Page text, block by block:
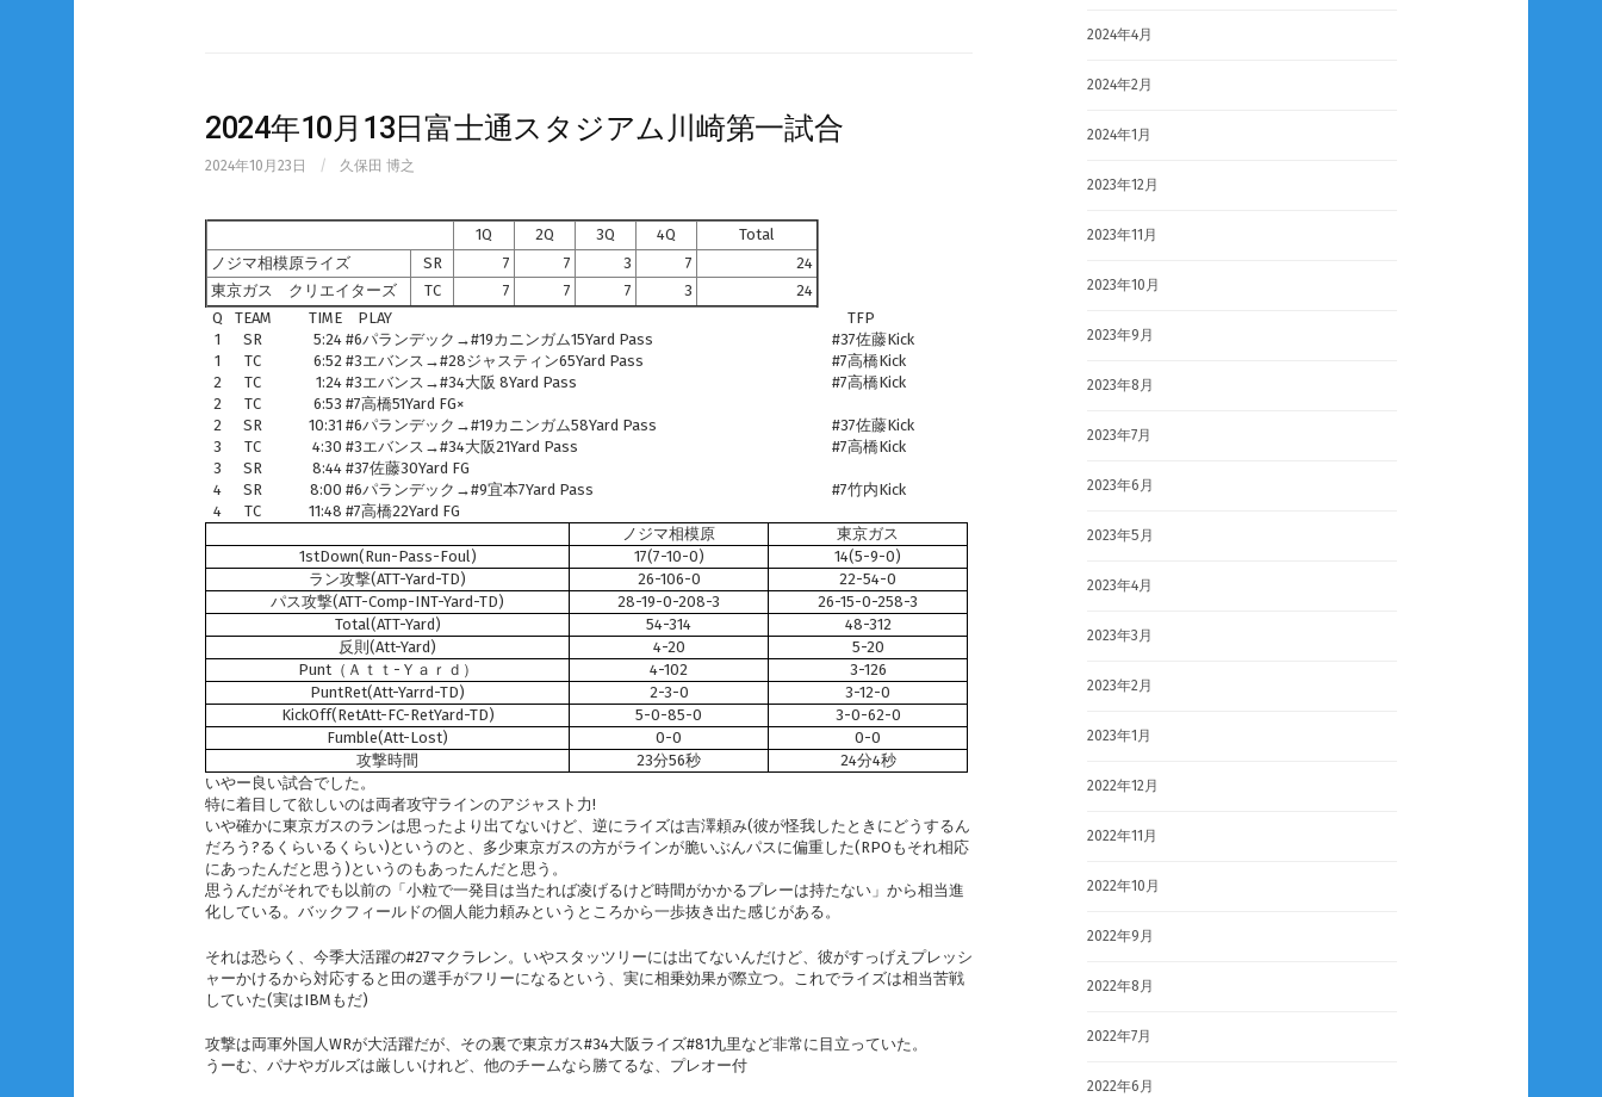
2024年10月13日富士通スタジアム川崎第一試合
2024年10月23日 / 久保田 博之
1Q 2Q 3Q 4Q
Total
ノジマ相模原ライズ
SR 7 7 3 7
24
東京ガス クリエイターズ
TC 7 7 7 3
24
Q
TEAM TIME PLAY
TFP
1
SR 5:24 #6パランデック→#19カニンガム15Yard Pass
#37佐藤Kick
1
TC 6:52 #3エバンス→#28ジャスティン65Yard Pass
#7高橋Kick
2
TC 1:24 #3エバンス→#34大阪 8Yard Pass
#7高橋Kick
2
TC 6:53 #7高橋51Yard FG×
2
SR 10:31 #6パランデック→#19カニンガム58Yard Pass
#37佐藤Kick
3
TC 4:30 #3エバンス→#34大阪21Yard Pass
#7高橋Kick
3
SR 8:44 #37佐藤30Yard FG
4
SR 8:00 #6パランデック→#9宜本7Yard Pass
#7竹内Kick
4
TC 11:48 #7高橋22Yard FG
ノジマ相模原
東京ガス
1stDown(Run-Pass-Foul)
17(7-10-0)
14(5-9-0)
ラン攻撃(ATT-Yard-TD)
26-106-0
22-54-0
パス攻撃(ATT-Comp-INT-Yard-TD)
28-19-0-208-3
26-15-0-258-3
Total(ATT-Yard)
54-314
48-312
反則(Att-Yard)
4-20
5-20
Punt（Ａｔｔ-Ｙａｒｄ）
4-102
3-126
PuntRet(Att-Yarrd-TD)
2-3-0
3-12-0
KickOff(RetAtt-FC-RetYard-TD)
5-0-85-0
3-0-62-0
Fumble(Att-Lost)
0-0
0-0
攻撃時間
23分56秒
24分4秒
いやー良い試合でした。
特に着目して欲しいのは両者攻守ラインのアジャスト力!
いや確かに東京ガスのランは思ったより出てないけど、逆にライズは吉澤頼み(彼が怪我したときにどうするん
だろう?るくらいるくらい)というのと、多少東京ガスの方がラインが脆いぶんパスに偏重した(RPOもそれ相応
にあったんだと思う)というのもあったんだと思う。
思うんだがそれでも以前の「小粒で一発目は当たれば凌げるけど時間がかかるプレーは持たない」から相当進
化している。バックフィールドの個人能力頼みというところから一歩抜き出た感じがある。
それは恐らく、今季大活躍の#27マクラレン。いやスタッツリーには出てないんだけど、彼がすっげえプレッシ
ャーかけるから対応すると田の選手がフリーになるという、実に相乗効果が際立つ。これでライズは相当苦戦
していた(実はIBMもだ)
攻撃は両軍外国人WRが大活躍だが、その裏で東京ガス#34大阪ライズ#81九里など非常に目立っていた。
うーむ、パナやガルズは厳しいけれど、他のチームなら勝てるな、プレオー付
2024年4月
2024年2月
2024年1月
2023年12月
2023年11月
2023年10月
2023年9月
2023年8月
2023年7月
2023年6月
2023年5月
2023年4月
2023年3月
2023年2月
2023年1月
2022年12月
2022年11月
2022年10月
2022年9月
2022年8月
2022年7月
2022年6月